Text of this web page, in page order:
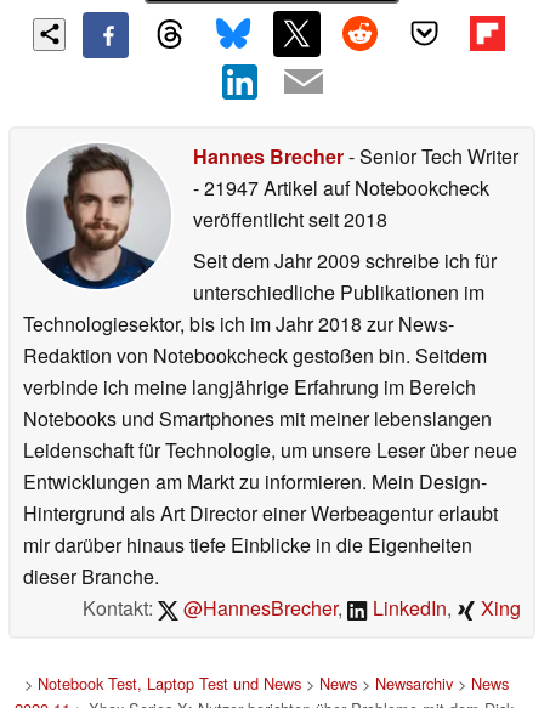
Hannes Brecher- Senior Tech Writer
- 21947 Artikel auf Notebookcheck
veröffentlichtseit 2018
Seit dem Jahr 2009 schreibe ich für
unterschiedliche Publikationen im
Technologiesektor, bis ich im Jahr 2018 zur News-
Redaktion von Notebookcheck gestoßen bin. Seitdem
verbinde ich meine langjährige Erfahrung im Bereich
Notebooks und Smartphones mit meiner lebenslangen
Leidenschaft für Technologie, um unsere Leser über neue
Entwicklungen am Markt zu informieren. Mein Design-
Hintergrund als Art Director einer Werbeagentur erlaubt
mir darüber hinaus tiefe Einblicke in die Eigenheiten
dieser Branche.
Kontakt:
@HannesBrecher, LinkedIn, Xing
> Notebook Test, Laptop Test und News> News> Newsarchiv> News